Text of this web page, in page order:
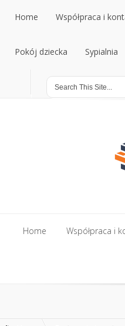
Home
Home
Współpraca i
Współpraca i
Pokój dziecka
Pokój dziecka
Sypialnia
Sypialnia
Home Współpraca i
Współpraca i